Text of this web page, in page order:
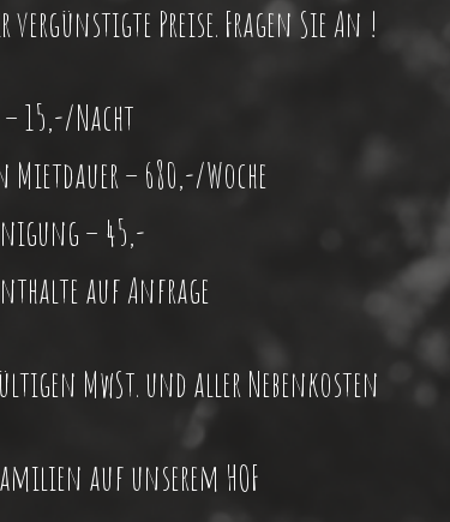
Preise. Fragen Sie An !
15,-/Nacht
Mietdauer – 680,-/Woche
– 45,-
auf Anfrage
MwSt. und aller Nebenkosten
auf unserem HOF